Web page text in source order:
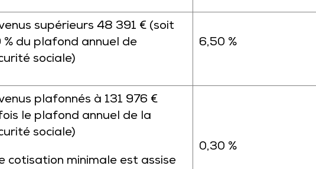
supérieurs 48 391 € (soit
% du plafond annuel de
sociale)
6,50 %
plafonnés à 131 976 €
le plafond annuel de la
sociale)
cotisation minimale est assise
0,30 %